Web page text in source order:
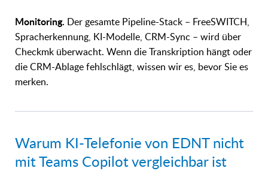
Monitoring. Der gesamte Pipeline-Stack – FreeSWITCH,
Spracherkennung, KI-Modelle, CRM-Sync – wird über
Checkmk überwacht. Wenn die Transkription hängt oder
die CRM-Ablage fehlschlägt, wissen wir es, bevor Sie es
merken.
Warum KI-Telefonie von EDNT nicht
mit Teams Copilot vergleichbar ist